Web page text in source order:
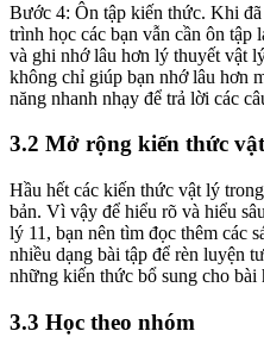
Bước 4: Ôn tập kiến thức. Khi
trình học các bạn vẫn cần ôn tập
và ghi nhớ lâu hơn lý thuyết vật
không chỉ giúp bạn nhớ lâu hơn
năng nhanh nhạy để trả lời các
3.2 Mở rộng kiến thức
Hầu hết các kiến thức vật lý
bản. Vì vậy để hiểu rõ và hiểu
lý 11, bạn nên tìm đọc thêm các
nhiều dạng bài tập để rèn luyện
những kiến thức bổ sung cho bài
3.3 Học theo nhóm